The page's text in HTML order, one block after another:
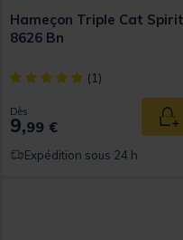
Hameçon Triple Cat Spirit
8626 Bn
[object Object] out of 5
(1)
Dès
9,99 €
Expédition sous 24 h